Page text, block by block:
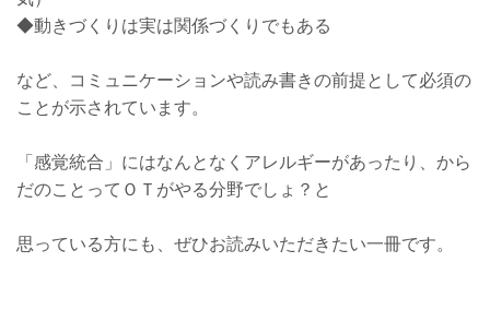
◆動きづくりは実は関係づくりでもある
など、コミュニケーションや読み書きの前提として必須の
ことが示されています。
「感覚統合」にはなんとなくアレルギーがあったり、から
だのことってＯＴがやる分野でしょ？と
思っている方にも、ぜひお読みいただきたい一冊です。